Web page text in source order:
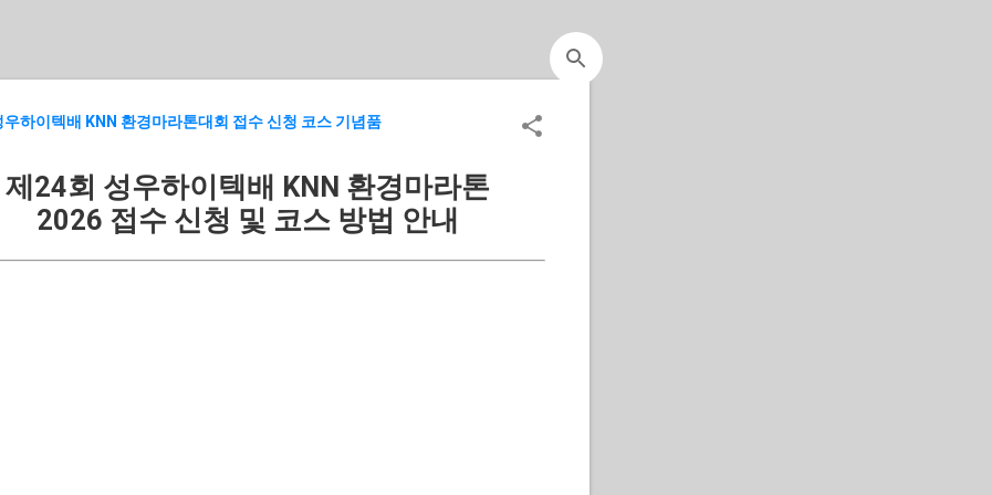
하이텍배 KNN 환경마라톤대회 접수 신청 코스 기념품
제24회 성우하이텍배 KNN 환경마라톤
2026 접수 신청 및 코스 방법 안내